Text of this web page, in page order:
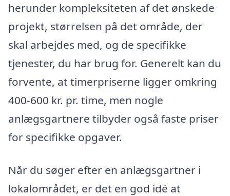
herunder kompleksiteten af det ønskede
projekt, størrelsen på det område, der
skal arbejdes med, og de specifikke
tjenester, du har brug for. Generelt kan du
forvente, at timerpriserne ligger omkring
400-600 kr. pr. time, men nogle
anlægsgartnere tilbyder også faste priser
for specifikke opgaver.
Når du søger efter en anlægsgartner i
lokalområdet, er det en god idé at